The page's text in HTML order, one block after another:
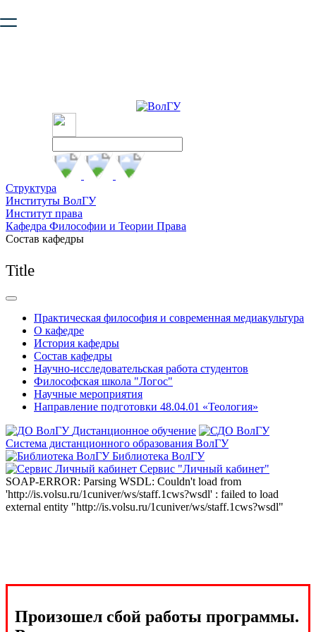
безопасную работу с сайтом. Пожалуйста
Структура
Институты ВолГУ
Институт права
Кафедра Философии и Теории Права
Состав кафедры
Title
Практическая философия и современная медиакультура
О кафедре
История кафедры
Состав кафедры
Научно-исследовательская работа студентов
Философская школа "Логос"
Научные мероприятия
Направление подготовки 48.04.01 «Теология»
Дистанционное обучение
Система дистанционного образования ВолГУ
Библиотека ВолГУ
Сервис "Личный кабинет"
SOAP-ERROR: Parsing WSDL: Couldn't load from
'http://is.volsu.ru/1cuniver/ws/staff.1cws?wsdl' : failed to load
external entity "http://is.volsu.ru/1cuniver/ws/staff.1cws?wsdl"
Произошел сбой работы программы.